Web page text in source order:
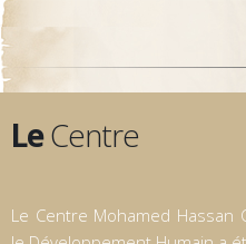
LeCentre
le Développement Humain a